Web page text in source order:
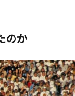
のか